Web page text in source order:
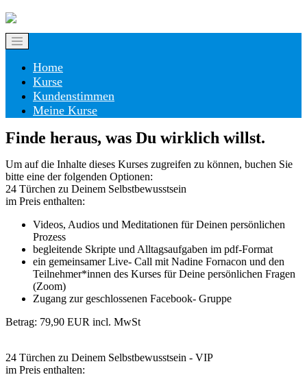
Home
Kurse
Kundenstimmen
Meine Kurse
Finde heraus, was Du wirklich willst.
Um auf die Inhalte dieses Kurses zugreifen zu können, buchen Sie
bitte eine der folgenden Optionen:
24 Türchen zu Deinem Selbstbewusstsein
im Preis enthalten:
Videos, Audios und Meditationen für Deinen persönlichen
Prozess
begleitende Skripte und Alltagsaufgaben im pdf-Format
ein gemeinsamer Live- Call mit Nadine Fornacon und den
Teilnehmer*innen des Kurses für Deine persönlichen Fragen
(Zoom)
Zugang zur geschlossenen Facebook- Gruppe
Betrag: 79,90 EUR incl. MwSt
24 Türchen zu Deinem Selbstbewusstsein - VIP
im Preis enthalten: